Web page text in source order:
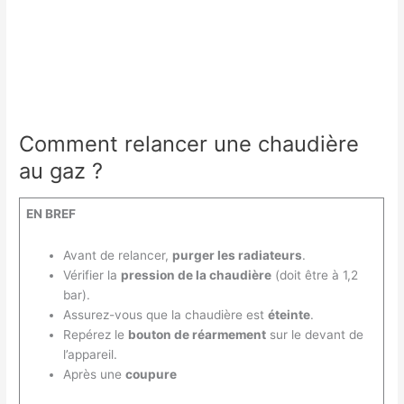
Comment relancer une chaudière
au gaz ?
EN BREF
Avant de relancer, purger les radiateurs.
Vérifier la pression de la chaudière(doit être à 1,2
bar).
Assurez-vous que la chaudière est éteinte.
Repérez le bouton de réarmementsur le devant de
l’appareil.
Après une coupure